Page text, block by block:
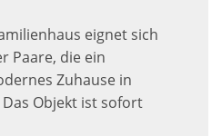
eignet sich
Paare, die ein
Zuhause in
Objekt ist sofort